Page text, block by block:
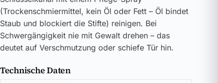
(Trockenschmiermittel, kein Öl oder Fett – Öl bindet
Staub und blockiert die Stifte) reinigen. Bei
Schwergängigkeit nie mit Gewalt drehen – das
deutet auf Verschmutzung oder schiefe Tür hin.
Technische Daten